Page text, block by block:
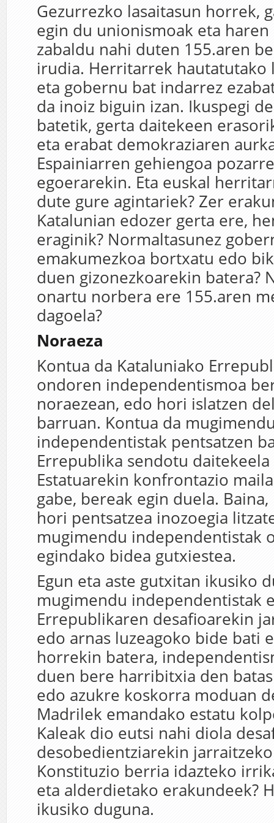
Gezurrezko lasaitasun horrek,
egin du unionismoak eta
zabaldu nahi duten 155.aren
irudia. Herritarrek hautatutako
eta gobernu bat indarrez
da inoiz biguin izan. Ikuspegi
batetik, gerta daitekeen
eta erabat demokraziaren
Espainiarren gehiengoa
egoerarekin. Eta euskal
dute gure agintariek? Zer
Katalunian edozer gerta ere,
eraginik? Normaltasunez
emakumezkoa bortxatu edo
duen gizonezkoarekin batera?
onartu norbera ere 155.aren
dagoela?
Noraeza
Kontua da Kataluniako
ondoren independentismoa
noraezean, edo hori islatzen
barruan. Kontua da
independentistak pentsatzen
Errepublika sendotu daitekeela
Estatuarekin konfrontazio
gabe, bereak egin duela.
hori pentsatzea inozoegia
mugimendu independentistak
egindako bidea gutxiestea.
Egun eta aste gutxitan ikusiko
mugimendu independentistak
Errepublikaren desafioarekin
edo arnas luzeagoko bide bati
horrekin batera,
duen bere harribitxia den
edo azukre koskorra moduan
Madrilek emandako estatu
Kaleak dio eutsi nahi diola
desobedientziarekin
Konstituzio berria idazteko
eta alderdietako erakundeek?
ikusiko duguna.